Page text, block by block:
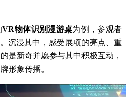
VR物体识别漫游桌为例，参观者
沉浸其中，感受展项的亮点、重
是新奇并愿参与其中积极互动，
形象传播。